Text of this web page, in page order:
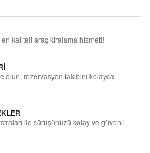
kaliteli araç kiralama hizmeti!
olun, rezervasyon takibini kolayca
ile sürüşünüzü kolay ve güvenli